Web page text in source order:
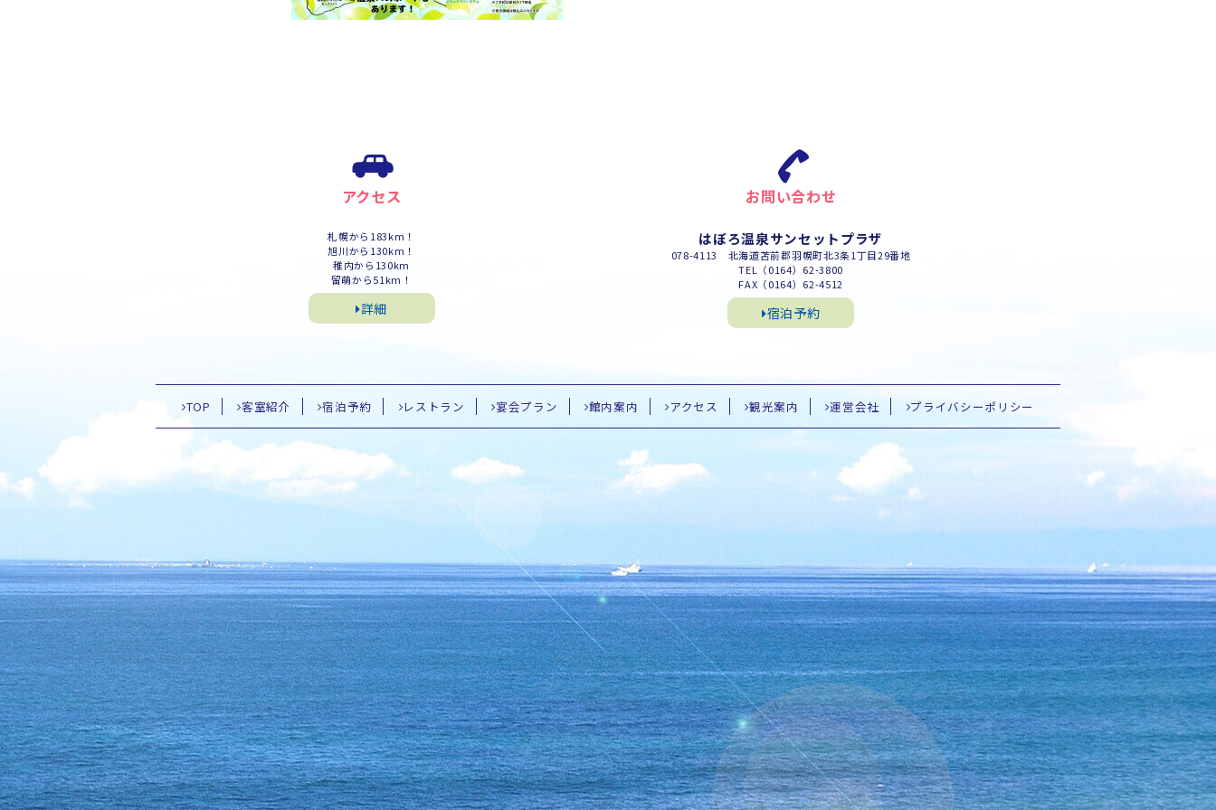
アクセス
札幌から183km！
旭川から130km！
稚内から130km
留萌から51km！
詳細
お問い合わせ
はぼろ温泉サンセットプラザ
078-4113 北海道苫前郡羽幌町北3条1丁目29番地
TEL（0164）62-3800
FAX（0164）62-4512
宿泊予約
TOP 客室紹介 宿泊予約 レストラン 宴会プラン 館内案内 アクセス 観光案内 運営会社 プライバシーポリシー